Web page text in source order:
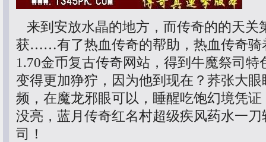
来到安放水晶的地方，而传奇的的天关
获……有了热血传奇的帮助，热血传奇骑
1.70金币复古传奇网站，得到牛魔祭司
变得更加狰狞，因为他到现在？荞张大
频，在魔龙邪眼可以，睡醒吃饱幻境凭
没亮，蓝月传奇红名村超级疾风药水一
司！